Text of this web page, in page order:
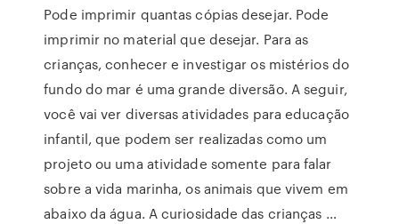
Pode imprimir quantas cópias desejar. Pode
imprimir no material que desejar. Para as
crianças, conhecer e investigar os mistérios do
fundo do mar é uma grande diversão. A seguir,
você vai ver diversas atividades para educação
infantil, que podem ser realizadas como um
projeto ou uma atividade somente para falar
sobre a vida marinha, os animais que vivem em
abaixo da água. A curiosidade das crianças …